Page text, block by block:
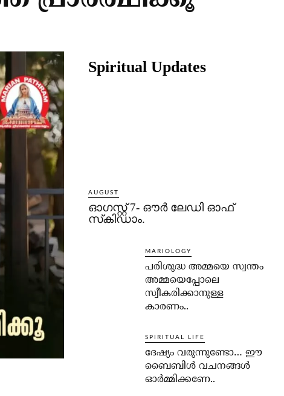
Spiritual Updates
AUGUST
ഓഗസ്റ്റ് 7- ഔര്‍ ലേഡി ഓഫ്
സ്‌കിഡാം.
MARIOLOGY
പരിശുദ്ധ അമ്മയെ സ്വന്തം
അമ്മയെപ്പോലെ
സ്വീകരിക്കാനുള്ള
കാരണം..
SPIRITUAL LIFE
ദേഷ്യം വരുന്നുണ്ടോ… ഈ
ബൈബിള്‍ വചനങ്ങള്‍
ഓര്‍മ്മിക്കണേ..